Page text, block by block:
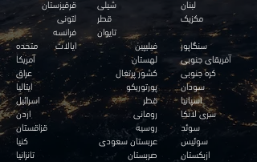
قرقیزستان
لتونی
فرانسه
ایالات متحده
آمریکا
عراق
ایتالیا
اسرائيل
قزاقستان
کنیا
تانزانیا
شیلی
قطر
تایوان
فیلیپین
لهستان
کشور پرتغال
پورتوریکو
قطر
رومانی
روسیه
عربستان سعودی
صربستان
لبنان
مکزیک
سنگاپور
آفریقای جنوبی
کره جنوبی
سودان
اسپانیا
سری لانکا
سوئیس
ازبکستان